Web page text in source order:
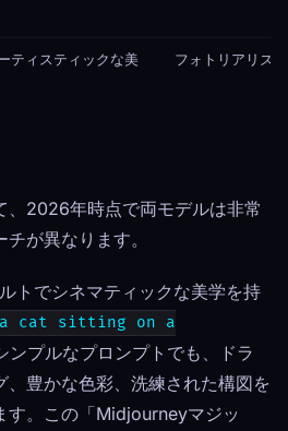
ティスティックな美
フォトリアリズム
、2026年時点で両モデルは非常
が異なります。
トでシネマティックな美学を持
a cat sitting on a
ンプルなプロンプトでも、ドラ
、豊かな色彩、洗練された構図を
す。この「Midjourneyマジッ